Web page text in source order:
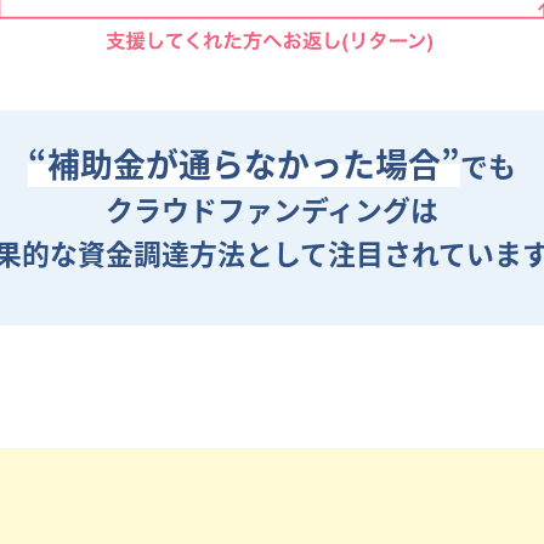
“補助金が通らなかった場合”でも
クラウドファンディングは
的な資金調達方法として注目されていま